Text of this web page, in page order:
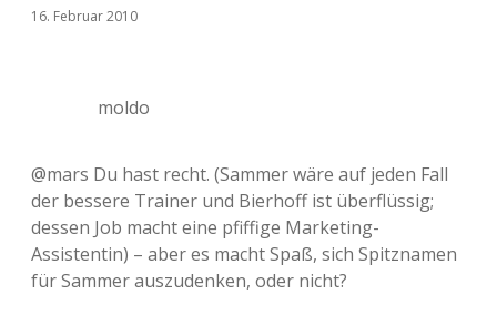
16. Februar 2010
moldo
@mars Du hast recht. (Sammer wäre auf jeden Fall
der bessere Trainer und Bierhoff ist überflüssig;
dessen Job macht eine pfiffige Marketing-
Assistentin) – aber es macht Spaß, sich Spitznamen
für Sammer auszudenken, oder nicht?